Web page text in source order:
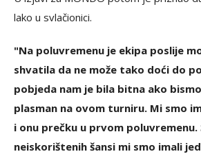
lako u svlačionici.
"Na poluvremenu je ekipa poslije
shvatila da ne može tako doći do
pobjeda nam je bila bitna ako
plasman na ovom turniru. Mi smo
i onu prečku u prvom
neiskorištenih šansi mi smo imali